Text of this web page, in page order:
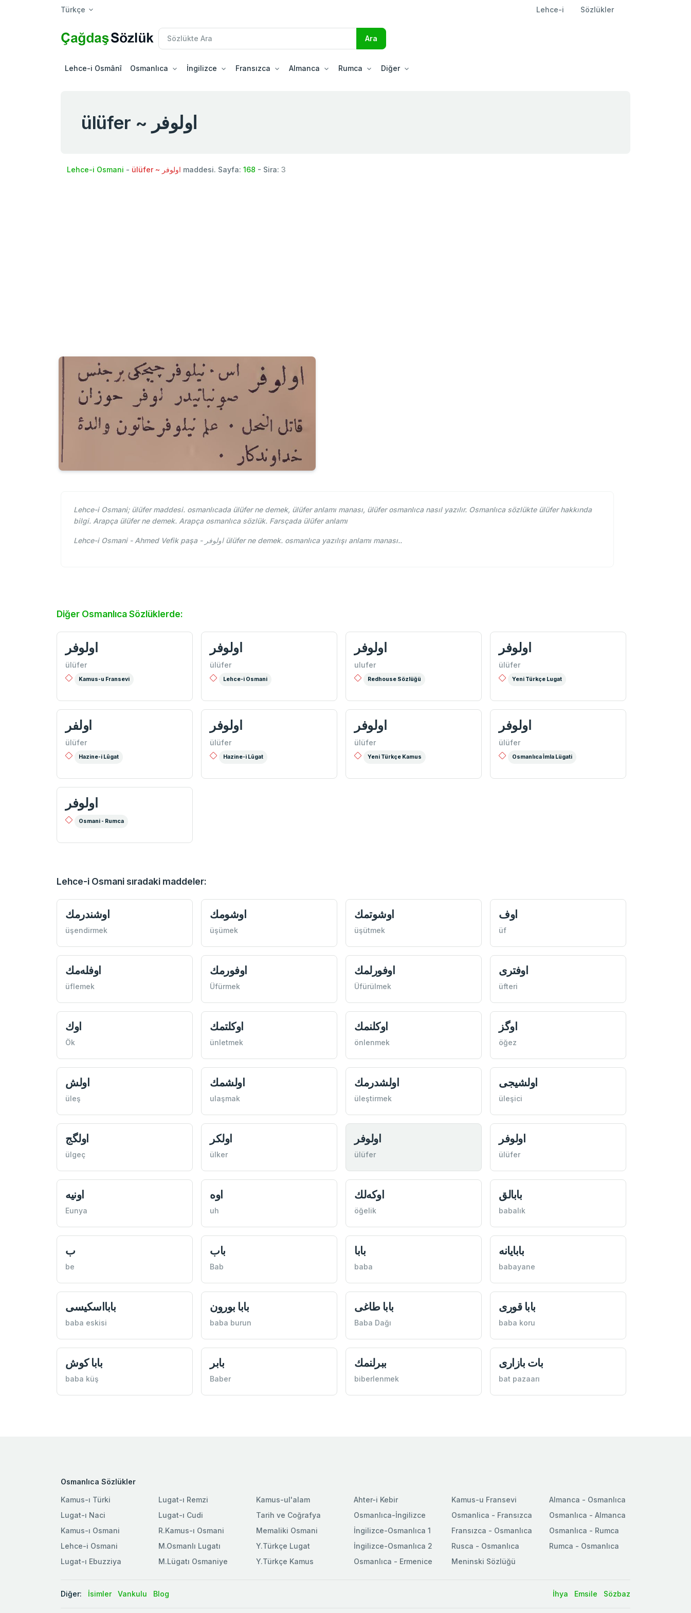
Türkçe Lehce-i Sözlükler
Lehce-i Osmânî Osmanlıca İngilizce Fransızca Almanca Rumca Diğer
ülüfer ~ اولوفر
Lehce-i Osmani - ülüfer ~ اولوفر maddesi. Sayfa: 168 - Sira: 3
Lehce-i Osmani; ülüfer maddesi. osmanlıcada ülüfer ne demek, ülüfer anlamı manası, ülüfer osmanlıca nasıl yazılır. Osmanlıca sözlükte ülüfer hakkında
bilgi. Arapça ülüfer ne demek. Arapça osmanlıca sözlük. Farsçada ülüfer anlamı
Lehce-i Osmani - Ahmed Vefik paşa - اولوفر ülüfer ne demek. osmanlıca yazılışı anlamı manası..
Diğer Osmanlıca Sözlüklerde:
اولوفر
ülüfer
Kamus-u Fransevi
اولوفر
ülüfer
Lehce-i Osmani
اولوفر
ulufer
Redhouse Sözlüğü
اولوفر
ülüfer
Yeni Türkçe Lugat
اولفر
ülüfer
Hazine-i Lûgat
اولوفر
ülüfer
Hazine-i Lûgat
اولوفر
ülüfer
Yeni Türkçe Kamus
اولوفر
ülüfer
Osmanlıca İmla Lügati
اولوفر
Osmani - Rumca
Lehce-i Osmani sıradaki maddeler:
اوشندرمك
üşendirmek
اوشومك
üşümek
اوشوتمك
üşütmek
اوف
üf
اوفله‌مك
üflemek
اوفورمك
Üfürmek
اوفورلمك
Üfürülmek
اوفتری
üfteri
اوك
Ök
اوكلتمك
ünletmek
اوكلنمك
önlenmek
اوگز
öğez
اولش
üleş
اولشمك
ulaşmak
اولشدرمك
üleştirmek
اولشيجی
üleşici
اولگج
ülgeç
اولكر
ülker
اولوفر
ülüfer
اولوفر
ülüfer
اونيه
Eunya
اوه
uh
اوكه‌لك
öğelik
بابالق
babalık
ب
be
باب
Bab
بابا
baba
بابايانه
babayane
بابااسكيسی
baba eskisi
بابا بورون
baba burun
بابا طاغی
Baba Dağı
بابا قوری
baba koru
بابا كوش
baba küş
بابر
Baber
ببرلنمك
biberlenmek
بات بازاری
bat pazaarı
Osmanlıca Sözlükler
Kamus-ı Türki
Lugat-ı Naci
Kamus-ı Osmani
Lehce-i Osmani
Lugat-ı Ebuzziya
Lugat-ı Remzi
Lugat-ı Cudi
R.Kamus-ı Osmani
M.Osmanlı Lugatı
M.Lügatı Osmaniye
Kamus-ul'alam
Tarih ve Coğrafya
Memaliki Osmani
Y.Türkçe Lugat
Y.Türkçe Kamus
Ahter-i Kebir
Osmanlıca-İngilizce
İngilizce-Osmanlıca 1
İngilizce-Osmanlıca 2
Osmanlıca - Ermenice
Kamus-u Fransevi
Osmanlica - Fransızca
Fransızca - Osmanlıca
Rusca - Osmanlıca
Meninski Sözlüğü
Almanca - Osmanlıca
Osmanlıca - Almanca
Osmanlıca - Rumca
Rumca - Osmanlıca
Diğer: İsimler Vankulu Blog İhya Emsile Sözbaz